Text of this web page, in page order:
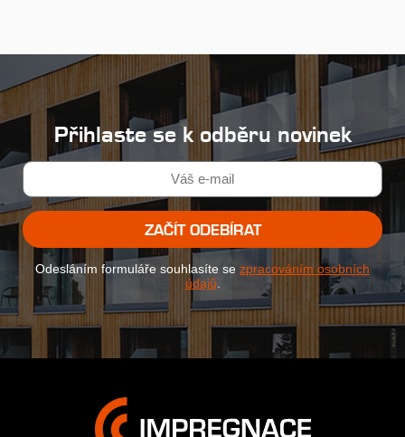
Přihlaste se k odběru novinek
ZAČÍT ODEBÍRAT
Odesláním formuláře souhlasíte se zpracováním osobních
údajů